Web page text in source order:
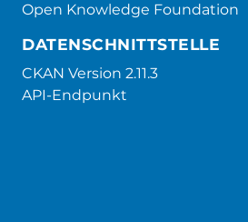
Open Knowledge Foundation
DATENSCHNITTSTELLE
CKAN Version 2.11.3
API-Endpunkt